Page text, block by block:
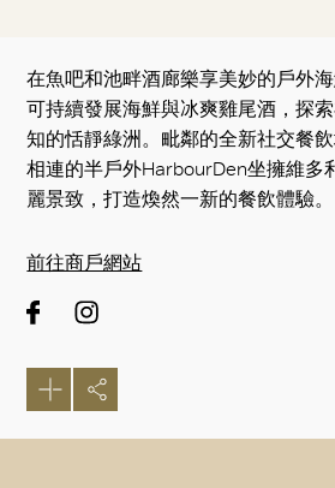
在魚吧和池畔酒廊樂享美妙的戶外
可持續發展海鮮與冰爽雞尾酒，探
知的恬靜綠洲。毗鄰的全新社交餐
相連的半戶外HarbourDen坐擁維多
麗景致，打造煥然一新的餐飲體驗。
前往商戶網站